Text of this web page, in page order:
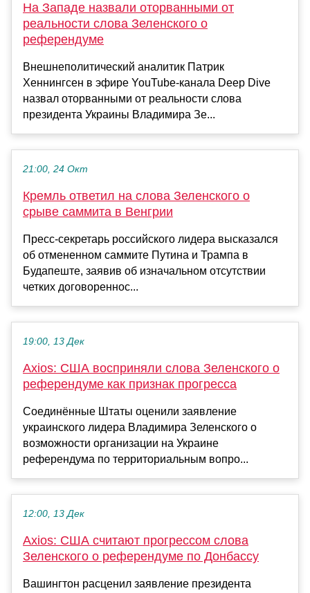
На Западе назвали оторванными от
реальности слова Зеленского о
референдуме
Внешнеполитический аналитик Патрик
Хеннингсен в эфире YouTube-канала Deep Dive
назвал оторванными от реальности слова
президента Украины Владимира Зе...
21:00, 24 Окт
Кремль ответил на слова Зеленского о
срыве саммита в Венгрии
Пресс-секретарь российского лидера высказался
об отмененном саммите Путина и Трампа в
Будапеште, заявив об изначальном отсутствии
четких договореннос...
19:00, 13 Дек
Axios: США восприняли слова Зеленского о
референдуме как признак прогресса
Соединённые Штаты оценили заявление
украинского лидера Владимира Зеленского о
возможности организации на Украине
референдума по территориальным вопро...
12:00, 13 Дек
Axios: США считают прогрессом слова
Зеленского о референдуме по Донбассу
Вашингтон расценил заявление президента